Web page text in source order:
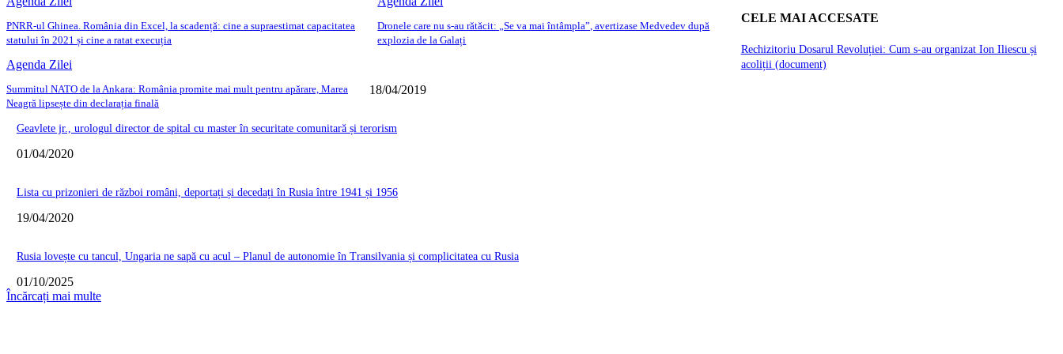
PNRR-ul Ghinea. România din Excel, la scadență: cine a supraestimat capacitatea
statului în 2021 și cine a ratat execuția
Dronele care nu s-au rătăcit: „Se va mai întâmpla”, avertizase Medvedev după
explozia de la Galați
Agenda Zilei
Summitul NATO de la Ankara: România promite mai mult pentru apărare, Marea
Neagră lipsește din declarația finală
CELE MAI ACCESATE
Rechizitoriu Dosarul Revoluției: Cum s-au organizat Ion Iliescu și
acoliții (document)
18/04/2019
Geavlete jr., urologul director de spital cu master în securitate comunitară și terorism
01/04/2020
Lista cu prizonieri de război români, deportați și decedați în Rusia între 1941 și 1956
19/04/2020
Rusia lovește cu tancul, Ungaria ne sapă cu acul – Planul de autonomie în Transilvania și complicitatea cu Rusia
01/10/2025
Încărcați mai multe